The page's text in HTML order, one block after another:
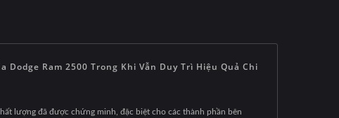
Ram 2500 Trong Khi Vẫn Duy Trì Hiệu Quả Chi
lượng đã được chứng minh, đặc biệt cho các thành phần bên